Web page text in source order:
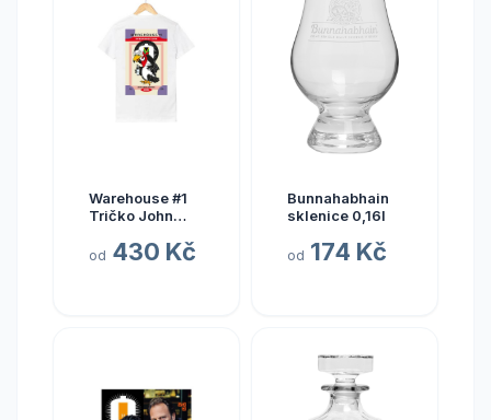
Warehouse #1
Tričko John
od 430 Kč
Bunnahabhain
sklenice 0,16l
od 174 Kč